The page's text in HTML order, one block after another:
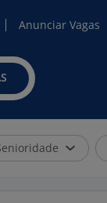
Anunciar Vagas